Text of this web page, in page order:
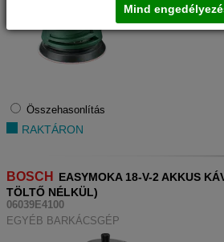
Összehasonlítás
RAKTÁRON
BOSCH
EASYMOKA 18-V-2 AKKUS
TÖLTŐ NÉLKÜL)
06039E4100
EGYÉB BARKÁCSGÉP
Mind